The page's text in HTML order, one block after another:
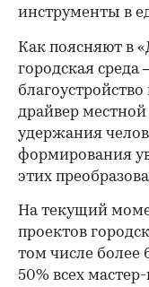
инструменты в
Как поясняют в
городская среда
драйвер
удержания
формирования
этих
На текущий
проектов
том числе более
50% всех